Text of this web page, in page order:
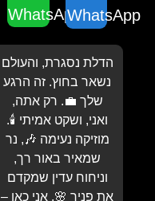
WhatsAppWhatsApp
הדלת נסגרת, והעולם
נשאר בחוץ. זה הרגע
שלך 💼. רק אתה,
ואני, ושקט אמיתי 🕯️.
מוזיקה נעימה 🎶, נר
שמאיר באור רך,
וניחוח עדין שמקדם
את פניך 🌸. אני כאן –